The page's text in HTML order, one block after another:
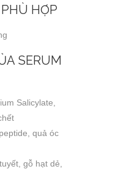
HỢP
SERUM
Salicylate,
quả óc
gỗ hạt dẻ,